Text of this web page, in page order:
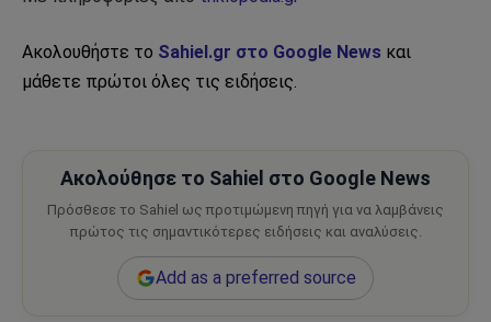
Ακολουθήστε το Sahiel.gr στο Google News και
μάθετε πρώτοι όλες τις ειδήσεις.
Ακολούθησε το Sahiel στο Google News
Πρόσθεσε το Sahiel ως προτιμώμενη πηγή για να λαμβάνεις
πρώτος τις σημαντικότερες ειδήσεις και αναλύσεις.
Add as a preferred source